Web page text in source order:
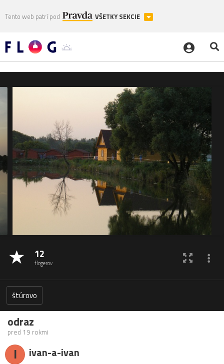
Tento web patrí pod VŠETKY SEKCIE
12
flogerov
štúrovo
odraz
pred 19 rokmi
I ivan-a-ivan